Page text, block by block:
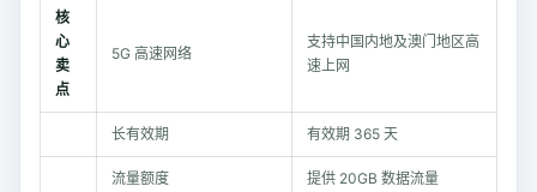
核
心
卖
点
5G 高速网络
支持中国内地及澳门地区高
速上网
长有效期 有效期 365 天
流量额度 提供 20GB 数据流量